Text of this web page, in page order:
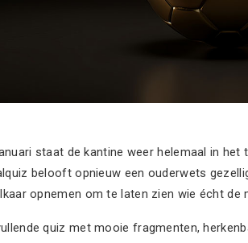
staat de kantine weer helemaal in het
belooft opnieuw een ouderwets
opnemen om te laten zien wie écht de
quiz met mooie fragmenten,